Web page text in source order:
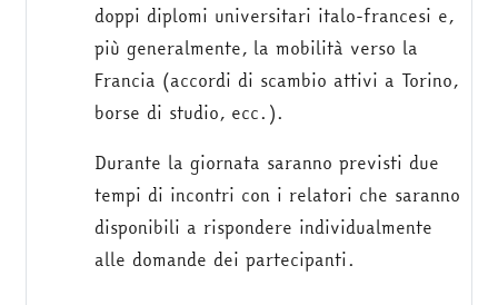
doppi diplomi universitari italo-francesi e,
più generalmente, la mobilità verso la
Francia (accordi di scambio attivi a Torino,
borse di studio, ecc.).
Durante la giornata saranno previsti due
tempi di incontri con i relatori che saranno
disponibili a rispondere individualmente
alle domande dei partecipanti.